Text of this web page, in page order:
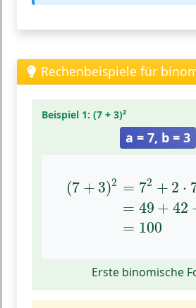
Rechenbeispiele für
Beispiel 1: (7 + 3)²
a = 7, b = 3
(7 + 3)2 = 72 + 2 ⋅
= 49 + 42
= 100
7+ 3 2=7 +2⋅ 7⋅ 3+ 3
Erste binomische